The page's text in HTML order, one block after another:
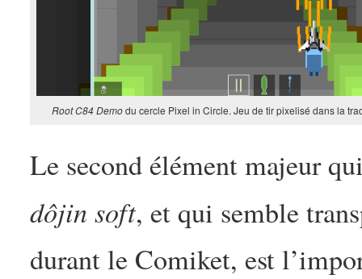
Root C84 Demodu cercle Pixel in Circle. Jeu de tir pixelisé dans la
Le second élément majeur
dôjin soft, et qui semble
durant le Comiket, est